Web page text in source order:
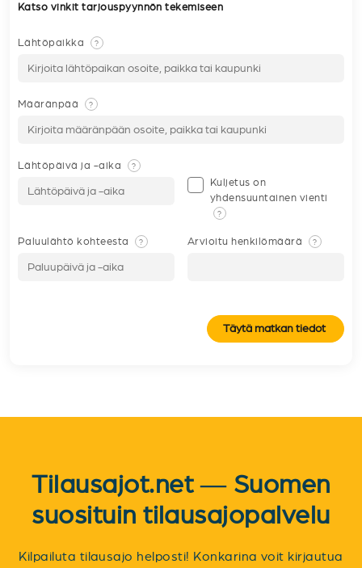
Katso vinkit tarjouspyynnön tekemiseen
Lähtöpaikka ?
Määränpää ?
Lähtöpäivä ja -aika ?
Kuljetus on
yhdensuuntainen vienti
?
Paluulähtö kohteesta ? Arvioitu henkilömäärä ?
Täytä matkan tiedot
Tilausajot.net — Suomen
suosituin tilausajopalvelu
Kilpailuta tilausajo helposti! Konkarina voit kirjautua